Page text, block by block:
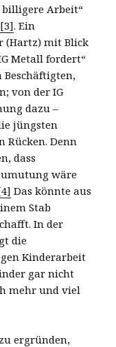
billigere Arbeit“
[3]. Ein
(Hartz) mit Blick
Metall fordert“
von der IG
dazu –
jüngsten
Rücken. Denn
dass
wäre
Das könnte aus
Stab
In der
die
Kinderarbeit
gar nicht
mehr und viel
ergründen,